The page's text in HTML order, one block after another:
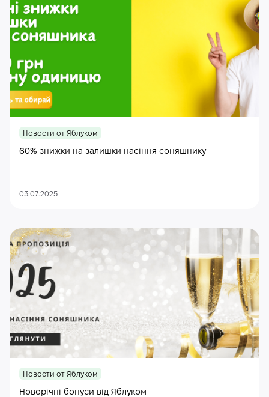
Новости от Яблуком
60% знижки на залишки насіння соняшнику
03.07.2025
Новости от Яблуком
Новорічні бонуси від Яблуком